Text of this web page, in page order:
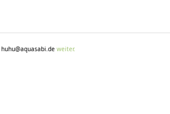
huhu@aquasabi.de weiter.